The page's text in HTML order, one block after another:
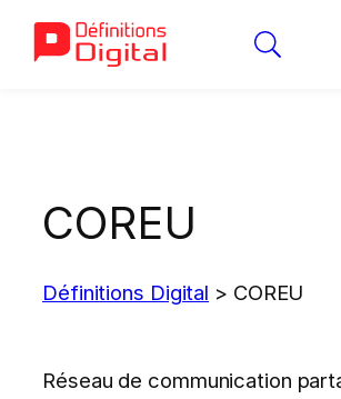
COREU
Définitions Digital > COREU
Réseau de communication